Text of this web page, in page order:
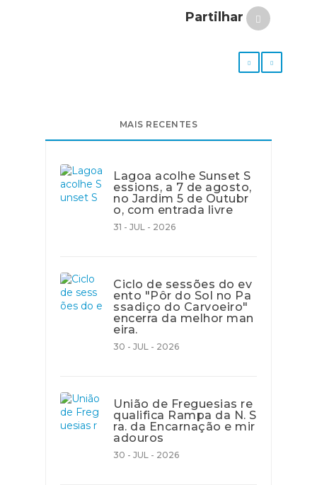
Partilhar
MAIS RECENTES
Lagoa acolhe Sunset S
essions, a 7 de agosto,
no Jardim 5 de Outubr
o, com entrada livre
31 - JUL - 2026
Ciclo de sessões do ev
ento "Pôr do Sol no Pa
ssadiço do Carvoeiro"
encerra da melhor man
eira.
30 - JUL - 2026
União de Freguesias re
qualifica Rampa da N. S
ra. da Encarnação e mir
adouros
30 - JUL - 2026